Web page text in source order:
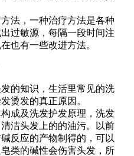
法，一种治疗方法是各种
过敏源，每隔一段时间注
也有一些改进方法。
的知识，生活里常见的洗
烫发的真正原因。
成及洗发护发原理，洗发
洁头发上的的油污。以前
反应的产物制得的，可以
类的碱性会伤害头发，所